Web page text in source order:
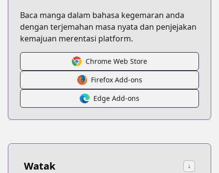
Baca manga dalam bahasa kegemaran anda
dengan terjemahan masa nyata dan penjejakan
kemajuan merentasi platform.
Chrome Web Store
Firefox Add-ons
Edge Add-ons
Watak ↓